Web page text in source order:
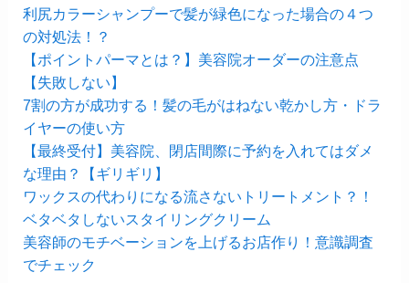
利尻カラーシャンプーで髪が緑色になった場合の４つ
の対処法！？
【ポイントパーマとは？】美容院オーダーの注意点
【失敗しない】
7割の方が成功する！髪の毛がはねない乾かし方・ドラ
イヤーの使い方
【最終受付】美容院、閉店間際に予約を入れてはダメ
な理由？【ギリギリ】
ワックスの代わりになる流さないトリートメント？！
ベタベタしないスタイリングクリーム
美容師のモチベーションを上げるお店作り！意識調査
でチェック